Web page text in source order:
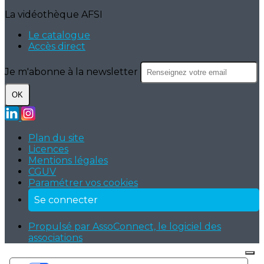
La vidéothèque AFSI
Le catalogue
Accès direct
Je m'abonne à la newsletter
OK
Plan du site
Licences
Mentions légales
CGUV
Paramétrer vos cookies
Se connecter
Propulsé par AssoConnect, le logiciel des
associations